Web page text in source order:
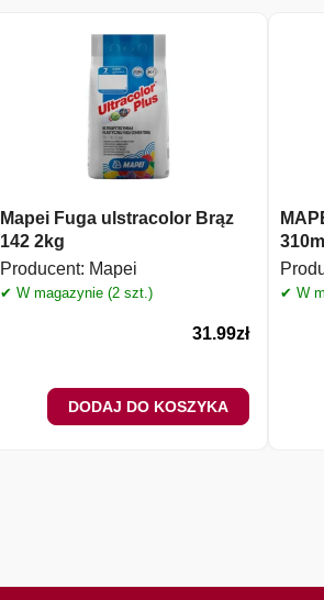
Mapei Fuga ulstracolor Brąz
142 2kg
Producent: Mapei
✔ W magazynie (2 szt.)
31.99zł
DODAJ DO KOSZYKA
310ml
✔ W